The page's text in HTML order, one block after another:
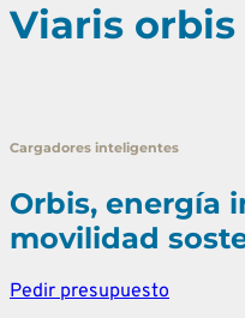
Viaris orbis
Cargadores inteligentes
Orbis, energía
movilidad
Pedir presupuesto